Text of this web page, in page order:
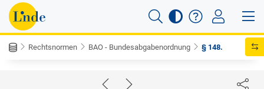
Rechtsnormen BAO - Bundesabgabenordnung § 148.